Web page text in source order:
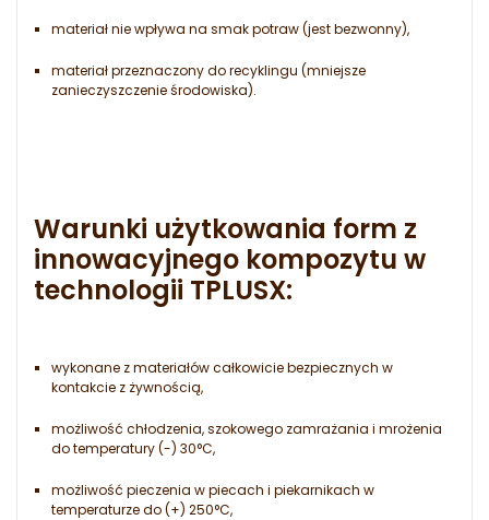
materiał nie wpływa na smak potraw (jest bezwonny),
materiał przeznaczony do recyklingu (mniejsze
zanieczyszczenie środowiska).
Warunki użytkowania form z
innowacyjnego kompozytu w
technologii TPLUSX:
wykonane z materiałów całkowicie bezpiecznych w
kontakcie z żywnością,
możliwość chłodzenia, szokowego zamrażania i mrożenia
do temperatury (-) 30°C,
możliwość pieczenia w piecach i piekarnikach w
temperaturze do (+) 250°C,